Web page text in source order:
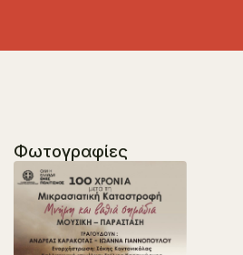
Φωτογραφίες